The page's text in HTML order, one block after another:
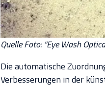
Quelle Foto: “Eye Wash
Die automatische
Verbesserungen in der